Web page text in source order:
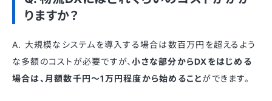
りますか？
A. 大規模なシステムを導入する場合は数百万円を超えるよう
な多額のコストが必要ですが、小さな部分からDXをはじめる
場合は、月額数千円〜1万円程度から始めることができます。